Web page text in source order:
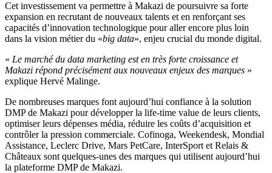
Cet investissement va permettre à Makazi de poursuivre sa forte
expansion en recrutant de nouveaux talents et en renforçant ses
capacités d’innovation technologique pour aller encore plus loin
dans la vision métier du «big data», enjeu crucial du monde digital.
« Le marché du data marketing est en très forte croissance et
Makazi répond précisément aux nouveaux enjeux des marques »
explique Hervé Malinge.
De nombreuses marques font aujourd’hui confiance à la solution
DMP de Makazi pour développer la life-time value de leurs clients,
optimiser leurs dépenses média, réduire les coûts d’acquisition et
contrôler la pression commerciale. Cofinoga, Weekendesk, Mondial
Assistance, Leclerc Drive, Mars PetCare, InterSport et Relais &
Châteaux sont quelques-unes des marques qui utilisent aujourd’hui
la plateforme DMP de Makazi.